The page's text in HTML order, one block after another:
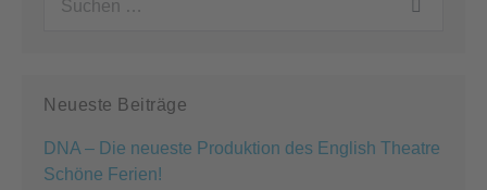
Neueste Beiträge
DNA – Die neueste Produktion des English Theatre
Schöne Ferien!